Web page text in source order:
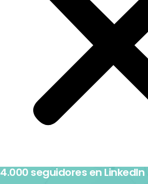
4.000 seguidores en LinkedIn